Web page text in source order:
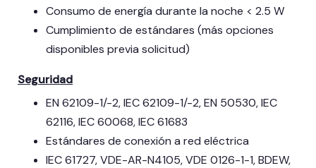
Consumo de energía durante la noche < 2.5 W
Cumplimiento de estándares (más opciones
disponibles previa solicitud)
Seguridad
EN 62109-1/-2, IEC 62109-1/-2, EN 50530, IEC
62116, IEC 60068, IEC 61683
Estándares de conexión a red eléctrica
IEC 61727, VDE-AR-N4105, VDE 0126-1-1, BDEW,